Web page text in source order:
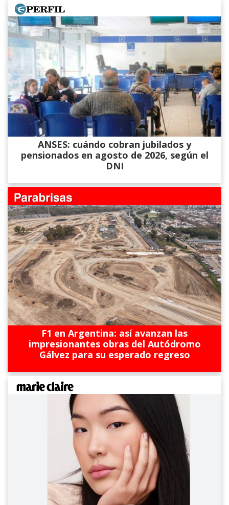
ANSES: cuándo cobran jubilados y
pensionados en agosto de 2026, según el
DNI
F1 en Argentina: así avanzan las
impresionantes obras del Autódromo
Gálvez para su esperado regreso